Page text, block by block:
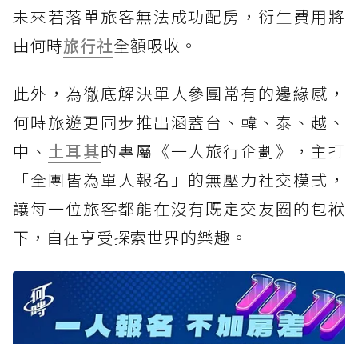
未來若落單旅客無法成功配房，衍生費用將
由何時旅行社全額吸收。
此外，為徹底解決單人參團常有的邊緣感，
何時旅遊更同步推出涵蓋台、韓、泰、越、
中、 土耳其的專屬《一人旅行企劃》，主打
「全團皆為單人報名」的無壓力社交模式，
讓每一位旅客都能在沒有既定交友圈的包袱
下，自在享受探索世界的樂趣。